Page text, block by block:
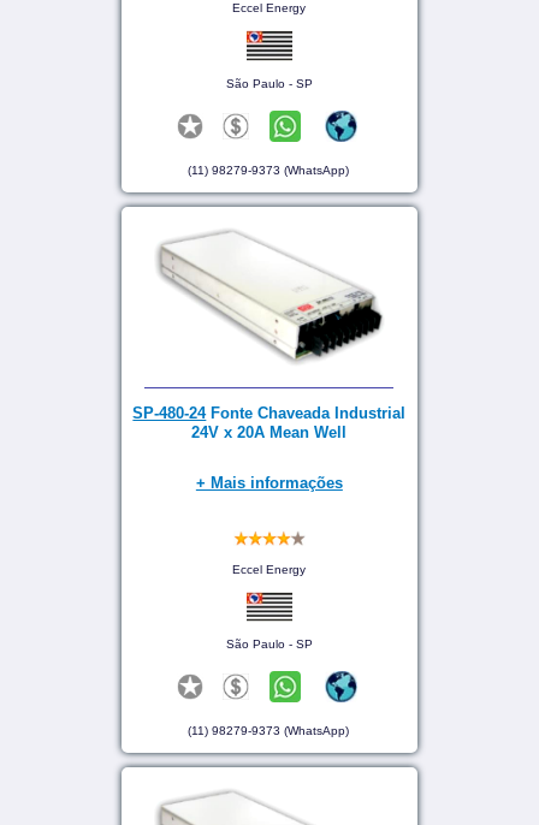
Eccel Energy
São Paulo - SP
(11) 98279-9373 (WhatsApp)
SP-480-24Fonte Chaveada Industrial
24V x 20A Mean Well
+ Mais informações
Eccel Energy
São Paulo - SP
(11) 98279-9373 (WhatsApp)